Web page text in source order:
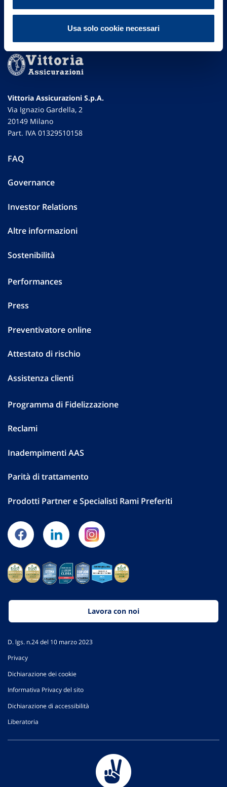
Usa solo cookie necessari
Vittoria Assicurazioni S.p.A.
Via Ignazio Gardella, 2
20149 Milano
Part. IVA 01329510158
FAQ
Governance
Investor Relations
Altre informazioni
Sostenibilità
Performances
Press
Preventivatore online
Attestato di rischio
Assistenza clienti
Programma di Fidelizzazione
Reclami
Inadempimenti AAS
Parità di trattamento
Prodotti Partner e Specialisti Rami Preferiti
Lavora con noi
D. lgs. n.24 del 10 marzo 2023
Privacy
Dichiarazione dei cookie
Informativa Privacy del sito
Dichiarazione di accessibilità
Liberatoria